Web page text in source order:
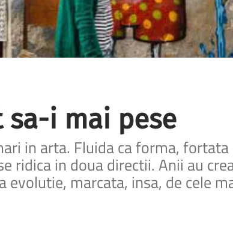
sa-i mai pese
in arta. Fluida ca forma,
ridica in doua directii. Anii au
marcata, insa, de cele